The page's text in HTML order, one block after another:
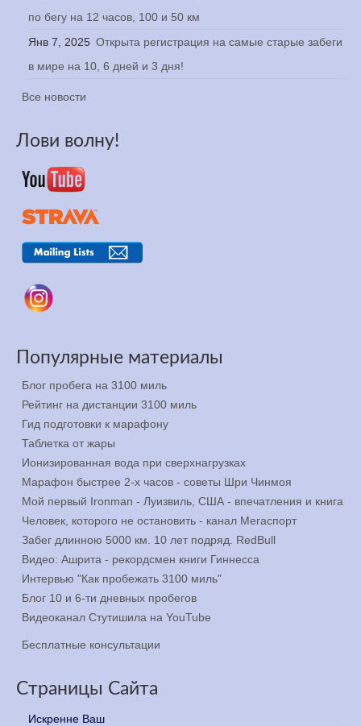
по бегу на 12 часов, 100 и 50 км
Янв 7, 2025 Открыта регистрация на самые старые забеги
в мире на 10, 6 дней и 3 дня!
Все новости
Лови волну!
Популярные материалы
Блог пробега на 3100 миль
Рейтинг на дистанции 3100 миль
Гид подготовки к марафону
Таблетка от жары
Ионизированная вода при сверхнагрузках
Марафон быстрее 2-х часов - советы Шри Чинмоя
Мой первый Ironman - Луизвиль, США - впечатления и книга
Человек, которого не остановить - канал Мегаспорт
Забег длинною 5000 км. 10 лет подряд. RedBull
Видео: Ашрита - рекордсмен книги Гиннесса
Интервью "Как пробежать 3100 миль"
Блог 10 и 6-ти дневных пробегов
Видеоканал Стутишила на YouTube
Бесплатные консультации
Страницы Сайта
Искренне Ваш